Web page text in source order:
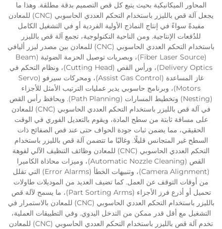
المحاور الميكانيكية بحيث يتبع كل قص التصميم بدقة مطلقة. وهذا ما
يجعل آلة قص بالليزر باستخدام التحكم العددي الحاسوبي (CNC) للمعادن
مفيدةً سواءً في إنتاج النماذج الأولية الفردية أو في التشغيل الكامل
للدُفعات الإنتاجية. ومن الناحية التكنولوجية، تجمع آلة قص بالليزر
باستخدام التحكم العددي الحاسوبي (CNC) للمعادن بين مصدر ليزر أليافي
(Fiber Laser Source)، وبصريات توصيل الحزمة الضوئية (Beam
Delivery Optics)، ورأس القص (Cutting Head)، ونظام التحكم في
غاز المساعدة (Assist Gas Control)، ومحركات سيرفو (Servo
Motors)، وبرنامج حاسوبي يدير عمليات الترتيب الأمثل للأجزاء
(Nesting) وتخطيط المسارات (Path Planning). ويحافظ رأس القص
في آلة قص بالليزر باستخدام التحكم العددي الحاسوبي (CNC) للمعادن
على مسافة ثابتة من سطح المادة، ويقوم بالتعديل الفوري في الوقت
الحقيقي، مما يضمن ثبات جودة الحواف حتى عند قص الصفائح ذات
السطح غير المتجانس قليلًا. وغالبًا ما تتضمن آلة قص بالليزر باستخدام
التحكم العددي الحاسوبي (CNC) للمعادن وظائف التنظيف الآلي لفوهة
القص (Automatic Nozzle Cleaning)، وميزات محاذاة الكاميرا
(Camera Alignment)، وتنبيهات الخطأ (Error Alarms) التي تقلل
من أوقات التوقف عن العمل. كما تضيف العديد من الموديلات طاولات
تحميل أو أذرع فرز الأجزاء (Part Sorting Arms)، ما يسمح لآلة قص
بالليزر باستخدام التحكم العددي الحاسوبي (CNC) للمعادن بالاستمرار في
التشغيل مع أقل قدر ممكن من التدخل اليدوي. وفي التطبيقات العملية،
تخدم آلة قص بالليزر باستخدام التحكم العددي الحاسوبي (CNC) للمعادن